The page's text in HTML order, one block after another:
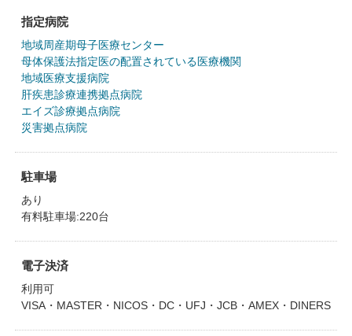
指定病院
地域周産期母子医療センター
母体保護法指定医の配置されている医療機関
地域医療支援病院
肝疾患診療連携拠点病院
エイズ診療拠点病院
災害拠点病院
駐車場
あり
有料駐車場:220台
電子決済
利用可
VISA・MASTER・NICOS・DC・UFJ・JCB・AMEX・DINERS